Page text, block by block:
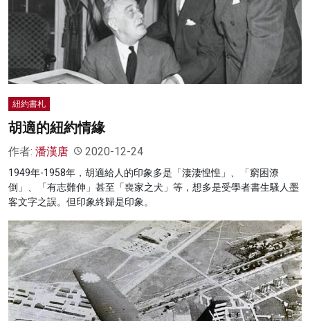
名家榜
灼見活動
關於我們
紐約書札
胡適的紐約情緣
作者: 潘漢唐 2020-12-24
1949年-1958年，胡適給人的印象多是「淒淒惶惶」、「窮困潦
倒」、「有志難伸」甚至「喪家之犬」等，想多是受學者書生騷人墨
客文字之誤。但印象終歸是印象。